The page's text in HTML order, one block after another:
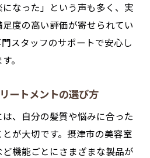
なった」という声も多く、実
度の高い評価が寄せられてい
スタッフのサポートで安心し
。
ートメントの選び方
、自分の髪質や悩みに合った
とが大切です。摂津市の美容室
機能ごとにさまざまな製品が